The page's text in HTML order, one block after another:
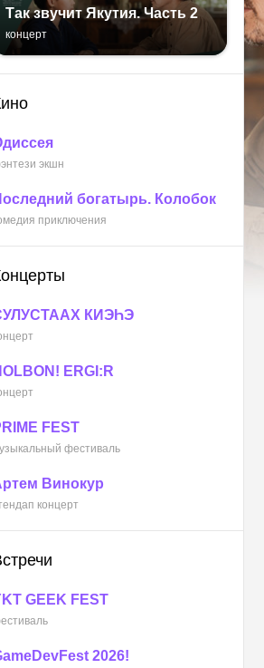
концерт
Так звучит Якутия. Часть 2
экшн
богатырь. Колобок
приключения
КИЭҺЭ
ERGI:R
FEST
фестиваль
Винокур
концерт
GEEK FEST
2026!